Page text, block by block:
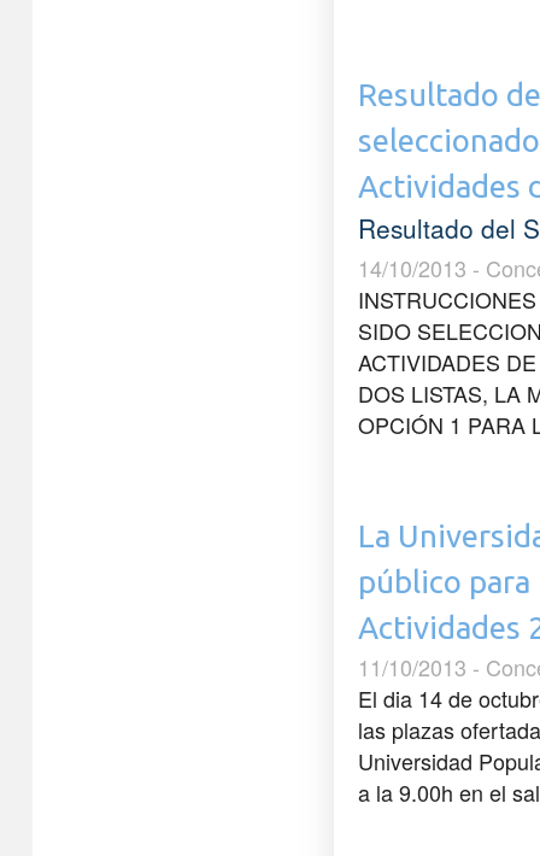
Resultado
Actividades
Resultado del
14/10/2013 -
SIDO
ACTIVIDADES
DOS LISTAS, LA
OPCIÓN 1 PARA
La
público para
Actividades
11/10/2013 -
El dia 14 de
las plazas
Universidad
a la 9.00h en el